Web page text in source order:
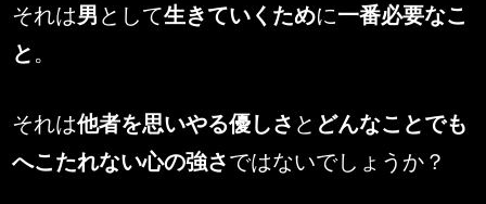
それは男 として生きていくために一番必要なこ
と 。
それは他者を思いやる優しさ と どんなことでも
へこたれない心の強さではないでしょうか？